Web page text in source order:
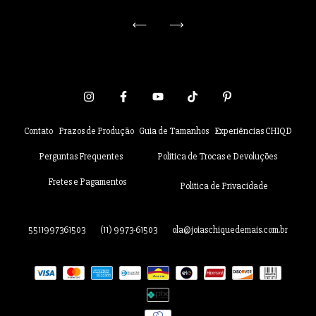
Contato Prazos de Produção Guia de Tamanhos Experiências CHIQD
Perguntas Frequentes Política de Trocas e Devoluções
Fretes e Pagamentos Politica de Privacidade
5511997361503 (11) 9973-61503 ola@joiaschiquedemais.com.br